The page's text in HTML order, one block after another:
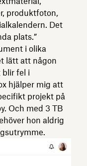
produktfoton,
Det
plats.”
i olika
lätt att någon
blir fel i
hjälper mig att
projekt på
Och med 3 TB
hon aldrig